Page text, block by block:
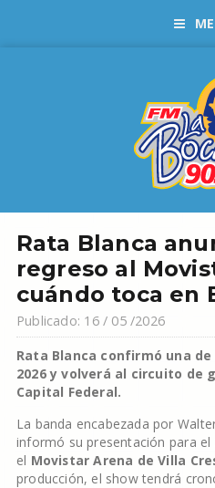
Rata Blanca
regreso al
cuándo toca en
Publicado: 16 / 05 /2026
Rata Blanca confirmó una
2026 y volverá al circuito de
Capital Federal.
La banda encabezada por
informó su presentación para el
el Movistar Arena de Villa
producción, el show tendrá